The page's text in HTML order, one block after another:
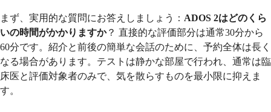
まず、実用的な質問にお答えしましょう： ADOS 2はどのくら
いの時間がかかりますか？ 直接的な評価部分は通常30分から
60分です。紹介と前後の簡単な会話のために、予約全体は長く
なる場合があります。テストは静かな部屋で行われ、通常は臨
床医と評価対象者のみで、気を散らすものを最小限に抑えま
す。